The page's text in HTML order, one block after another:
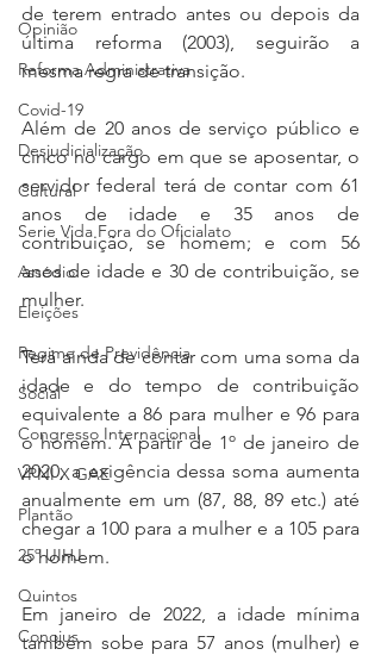
Opinião
Reforma Administrativa
Covid-19
Desjudicialização
Cultural
Serie Vida Fora do Oficialato
Assédio
Eleições
Regime de Previdência
Social
Congresso Internacional
VPNI X GAE
Plantão
25º UIHJ
Quintos
Conojus
de terem entrado antes ou depois da
última reforma (2003), seguirão a
mesma regra de transição.
Além de 20 anos de serviço público e
cinco no cargo em que se aposentar, o
servidor federal terá de contar com 61
anos de idade e 35 anos de
contribuição, se homem; e com 56
anos de idade e 30 de contribuição, se
mulher.
Terá ainda de contar com uma soma da
idade e do tempo de contribuição
equivalente a 86 para mulher e 96 para
o homem. A partir de 1º de janeiro de
2020, a exigência dessa soma aumenta
anualmente em um (87, 88, 89 etc.) até
chegar a 100 para a mulher e a 105 para
o homem.
Em janeiro de 2022, a idade mínima
também sobe para 57 anos (mulher) e